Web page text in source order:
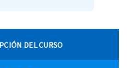
DEL CURSO